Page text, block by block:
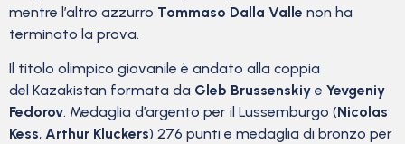
mentre l’altro azzurro Tommaso Dalla Valle non ha
terminato la prova.
Il titolo olimpico giovanile è andato alla coppia
del Kazakistan formata da Gleb Brussenskiy e Yevgeniy
Fedorov. Medaglia d’argento per il Lussemburgo (Nicolas
Kess, Arthur Kluckers) 276 punti e medaglia di bronzo per